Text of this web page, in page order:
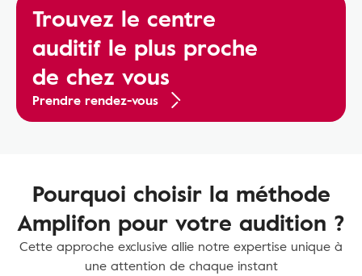
Trouvez le centre
auditif le plus proche
de chez vous
Prendre rendez-vous
Pourquoi choisir la méthode
Amplifon pour votre audition ?
Cette approche exclusive allie notre expertise unique à
une attention de chaque instant